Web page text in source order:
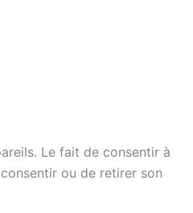
Le fait de consentir à
ou de retirer son